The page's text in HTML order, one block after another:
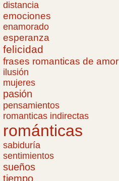
distancia
emociones
enamorado
esperanza
felicidad
frases romanticas de amor
ilusión
mujeres
pasión
pensamientos
romanticas indirectas
románticas
sabiduría
sentimientos
sueños
tiempo